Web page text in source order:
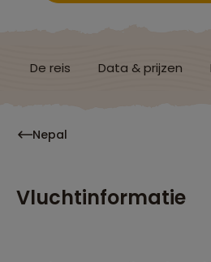
De reis Data & prijzen
Nepal
Vluchtinformatie